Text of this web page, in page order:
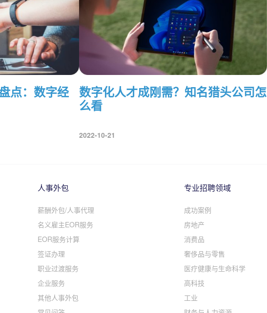
点：数字经
数字化人才成刚需？知名猎头公司怎
么看
2022-10-21
人事外包
薪酬外包/人事代理
名义雇主EOR服务
EOR服务计算
签证办理
职业过渡服务
企业服务
其他人事外包
专业招聘领域
成功案例
房地产
消费品
奢侈品与零售
医疗健康与生命科学
高科技
工业